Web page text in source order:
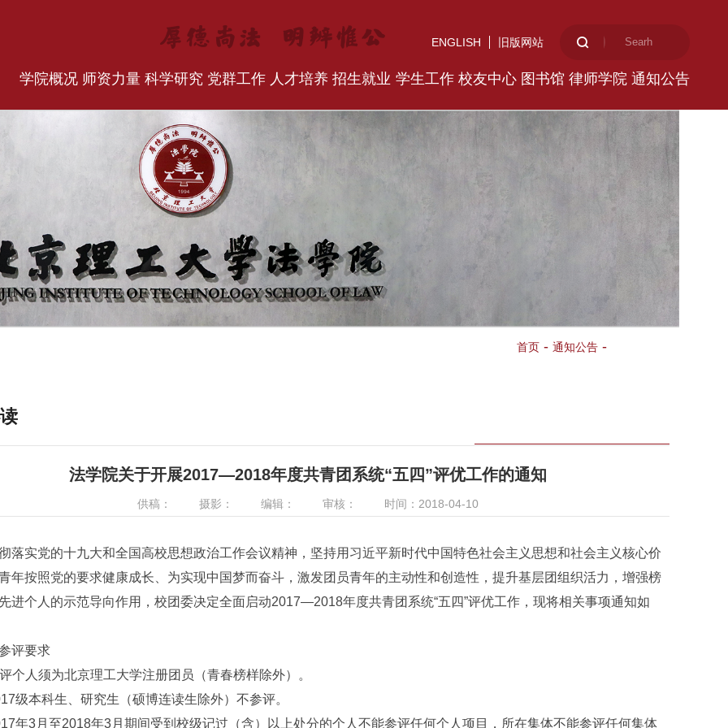
ENGLISH 旧版网站
学院概况 师资力量 科学研究 党群工作 人才培养 招生就业 学生工作 校友中心 图书馆 律师学院 通知公告
首页 - 通知公告 -
法学院关于开展2017—2018年度共青团系统“五四”评优工作的通知
供稿： 摄影： 编辑： 审核： 时间：2018-04-10
党的十九大和全国高校思想政治工作会议精神，坚持用习近平新时代中国特色社会主义思想和社会主义核心价
年按照党的要求健康成长、为实现中国梦而奋斗，激发团员青年的主动性和创造性，提升基层团组织活力，增强榜
进个人的示范导向作用，校团委决定全面启动2017—2018年度共青团系统“五四”评优工作，现将相关事项通知如
要求
须为北京理工大学注册团员（青春榜样除外）。
本科生、研究生（硕博连读生除外）不参评。
3月至2018年3月期间受到校级记过（含）以上处分的个人不能参评任何个人项目，所在集体不能参评任何集体